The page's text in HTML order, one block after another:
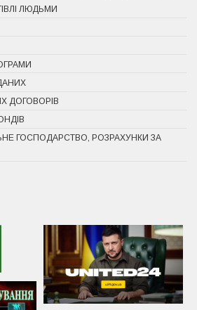
ЛЮДЬМИ
ДОГОВОРІВ
ГОСПОДАРСТВО, РОЗРАХУНКИ ЗА